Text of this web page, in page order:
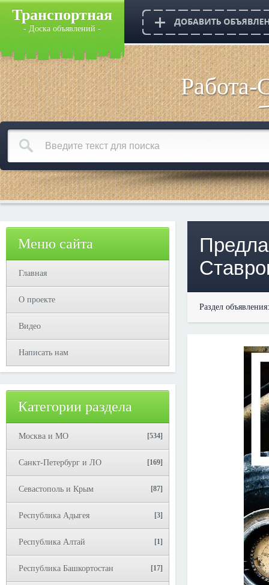
Транспортная
- Доска объявлений -
Меню сайта
Главная
О проекте
Видео
Написать нам
Категории раздела
Москва и МО [534]
Санкт-Петербург и ЛО [169]
Севастополь и Крым [87]
Республика Адыгея [3]
Республика Алтай [1]
Республика Башкортостан [17]
Раздел